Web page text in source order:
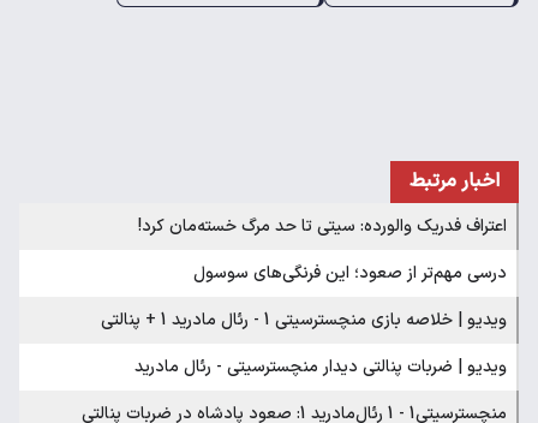
اخبار مرتبط
اعتراف فدریک والورده: سیتی تا حد مرگ خسته‌مان کرد!‏
درسی مهم‌تر از صعود؛ این فرنگی‌های سوسول
ویدیو | خلاصه بازی منچسترسیتی 1 - رئال مادرید 1 + پنالتی
ویدیو | ضربات پنالتی دیدار منچسترسیتی - رئال مادرید
منچسترسیتی1 - 1 رئال‌مادرید 1: صعود پادشاه در ضربات پنالتی